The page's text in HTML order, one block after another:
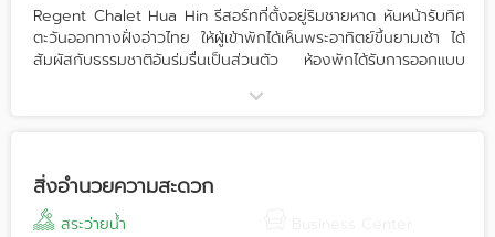
Regent Chalet Hua Hin รีสอร์ทที่ตั้งอยู่ริมชายหาด หันหน้ารับทิศ
ตะวันออกทางฝั่งอ่าวไทย ให้ผู้เข้าพักได้เห็นพระอาทิตย์ขึ้นยามเช้า ได้
สัมผัสกับธรรมชาติอันร่มรื่นเป็นส่วนตัว ห้องพักได้รับการออกแบบ
ลงตัว ให้ผู้เข้าพักได้ดื่มด่ำกับบรรยากาศอันเงียบสงบและผ่อนคลาย
ปาร์ตี้
สิ่งอำนวยความสะดวก
สระว่ายน้ำ